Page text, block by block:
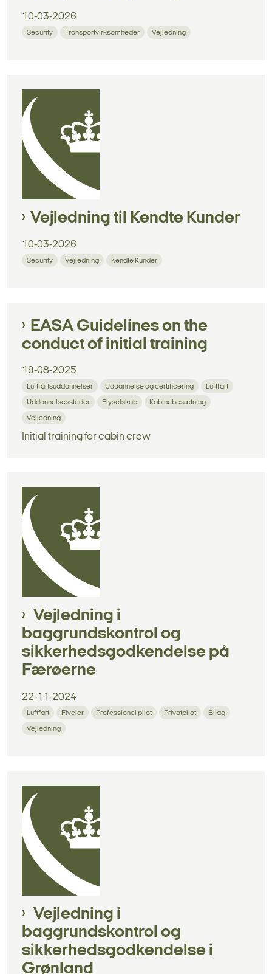
10-03-2026
Security Transportvirksomheder Vejledning
Vejledning til Kendte Kunder
10-03-2026
Security Vejledning Kendte Kunder
EASA Guidelines on the
conduct of initial training
19-08-2025
Luftfartsuddannelser Uddannelse og certificering Luftfart
Uddannelsessteder Flyselskab Kabinebesætning
Vejledning
Initial training for cabin crew
Vejledning i
baggrundskontrol og
sikkerhedsgodkendelse på
Færøerne
22-11-2024
Luftfart Flyejer Professionel pilot Privatpilot Bilag
Vejledning
Vejledning i
baggrundskontrol og
sikkerhedsgodkendelse i
Grønland